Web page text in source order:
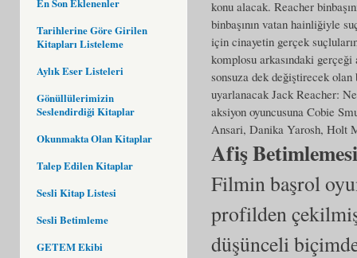
En Son Eklenenler
Tarihlerine Göre Girilen
Kitapları Listeleme
Aylık Eser Listeleri
Gönüllülerimizin
Seslendirdiği Kitaplar
Okunmakta Olan Kitaplar
Talep Edilen Kitaplar
Sesli Kitap Listesi
Sesli Betimleme
GETEM Ekibi
konu alacak. Reacher
binbaşının vatan hainliğiyle
için cinayetin gerçek
komplosu arkasındaki gerçeği
sonsuza dek değiştirecek olan
uyarlanacak Jack Reacher:
aksiyon oyuncusuna Cobie
Ansari, Danika Yarosh, Holt
Afiş
Filmin başrol
profilden
düşünceli